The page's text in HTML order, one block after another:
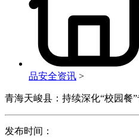
品安全资讯 >
青海天峻县：持续深化“校园餐
发布时间：